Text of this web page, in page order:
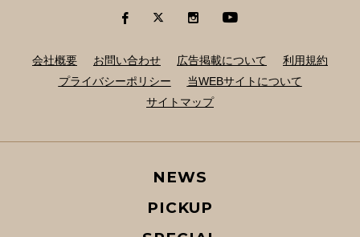
会社概要 お問い合わせ 広告掲載について
利用規約
プライバシーポリシー
当WEBサイトについて
サイトマップ
NEWS
PICKUP